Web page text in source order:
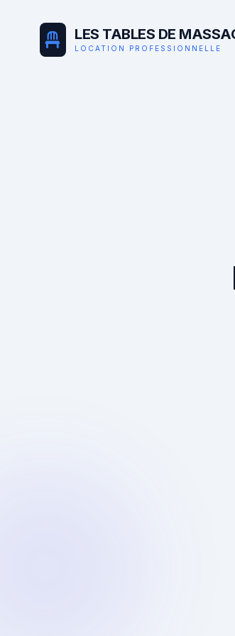
LES TABLES DE
LOCATION PROFESSIONNELLE